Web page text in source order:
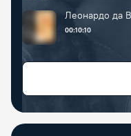
Леонардо да
00:10:10